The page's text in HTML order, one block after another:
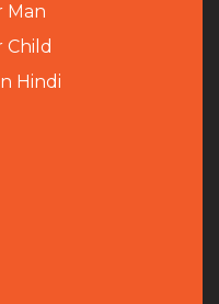
Man
Child
Hindi